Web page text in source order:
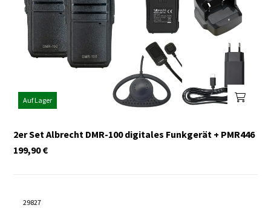
Auf Lager
2er Set Albrecht DMR-100 digitales Funkgerät + PMR446
€
199,90
29827